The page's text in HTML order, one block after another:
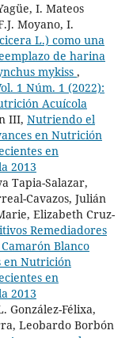
I. Mateos
Moyano, I.
L.) como una
de harina
mykiss ,
1 Núm. 1 (2022):
Acuícola
III, Nutriendo el
en Nutrición
en
2013
Tapia-Salazar,
Cavazos, Julián
Elizabeth Cruz-
Remediadores
Blanco
en Nutrición
en
2013
González-Félixa,
Leobardo Borbón